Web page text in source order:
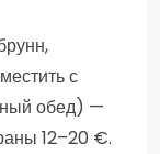
с
обед) —
12–20 €.